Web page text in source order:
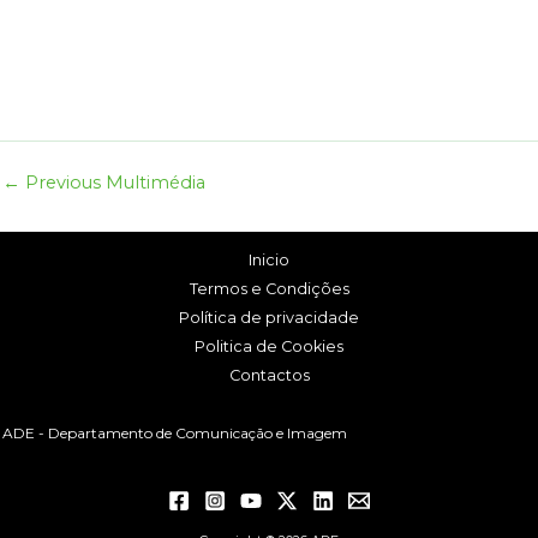
← Previous Multimédia
Inicio
Termos e Condições
Política de privacidade
Politica de Cookies
Contactos
ADE - Departamento de Comunicação e Imagem